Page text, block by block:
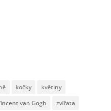
kočky
květiny
van Gogh
zvířata